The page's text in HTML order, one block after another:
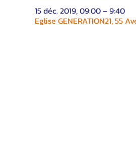
15 déc. 2019, 09:00 – 9:40
Eglise GENERATION21, 55